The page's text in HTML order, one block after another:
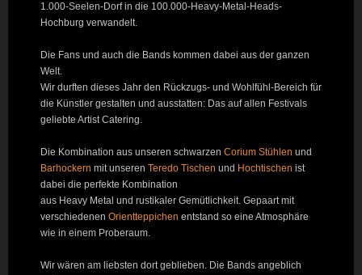
1.000-Seelen-Dorf in die 100.000-Heavy-Metal-Heads-
Hochburg verwandelt.
Die Fans und auch die Bands kommen dabei aus der ganzen
Welt.
Wir durften dieses Jahr den Rückzugs- und Wohlfühl-Bereich für
die Künstler gestalten und ausstatten: Das auf allen Festivals
geliebte Artist Catering.
Die Kombination aus unseren schwarzen Corium Stühlen und
Barhockern mit unseren Teredo Tischen und Hochtischen ist
dabei die perfekte Kombination
aus Heavy Metal und rustikaler Gemütlichkeit. Gepaart mit
verschiedenen Orientteppichen entstand so eine Atmosphäre
wie in einem Proberaum.
Wir wären am liebsten dort geblieben. Die Bands angeblich